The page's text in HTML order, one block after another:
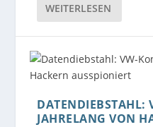
WEITERLESEN
DATENDIEBSTAHL:
JAHRELANG VON